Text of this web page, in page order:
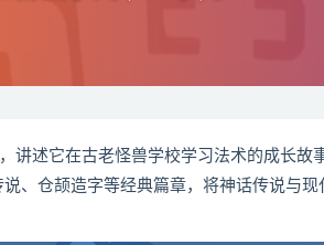
讲述它在古老怪兽学校学习法术的成长
、仓颉造字等经典篇章，将神话传说与